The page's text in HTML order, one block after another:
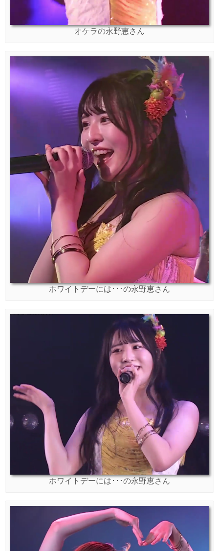
オケラの永野恵さん
ホワイトデーには･･･の永野恵さん
ホワイトデーには･･･の永野恵さん